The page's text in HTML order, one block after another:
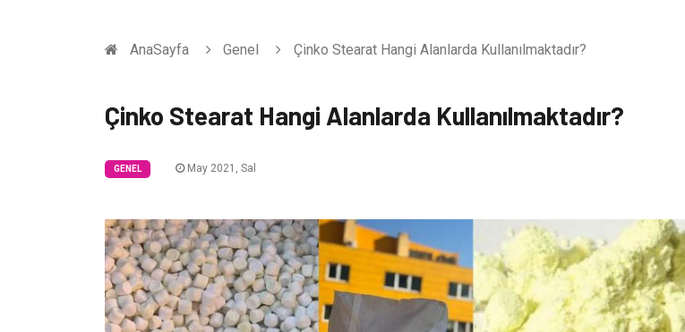
AnaSayfa Genel Çinko Stearat Hangi Alanlarda Kullanılmaktadır?
Çinko Stearat Hangi Alanlarda Kullanılmaktadır?
GENEL May 2021, Sal